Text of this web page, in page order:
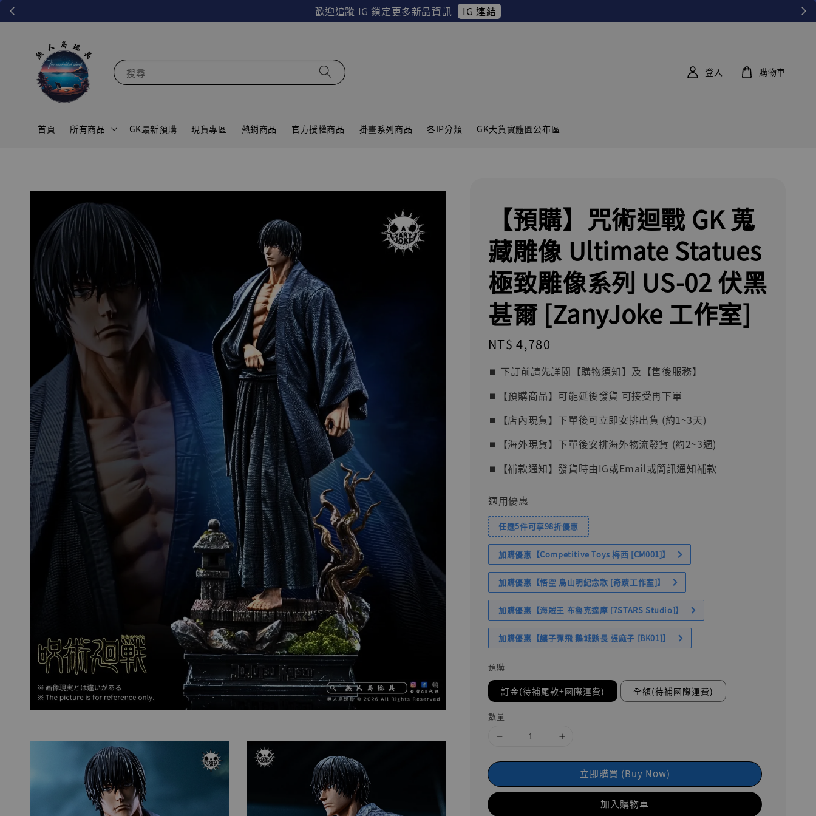
歡迎追蹤 IG 鎖定更多新品資訊 IG 連結
搜尋
首頁 所有商品 GK最新預購 現貨專區 熱銷商品 官方授權商品 掛畫系列商品 各IP分類 GK大貨實體圖公布區
登入 購物車
【預購】咒術迴戰 GK 蒐
藏雕像 Ultimate Statues
極致雕像系列 US-02 伏黑
甚爾 [ZanyJoke 工作室]
Regular
price
NT$ 4,780
⏹︎ 下訂前請先詳閱【購物須知】及【售後服務】
⏹︎【預購商品】可能延後發貨 可接受再下單
⏹︎【店內現貨】下單後可立即安排出貨 (約1~3天)
⏹︎【海外現貨】下單後安排海外物流發貨 (約2~3週)
⏹︎【補款通知】發貨時由IG或Email或簡訊通知補款
適用優惠
任選5件可享98折優惠
加購優惠【Competitive Toys 梅西 [CM001]】
加購優惠【悟空 鳥山明紀念款 [奇蹟工作室]】
加購優惠【海賊王 布魯克達摩 [7STARS Studio]】
加購優惠【讓子彈飛 鵝城縣長 張麻子 [BK01]】
預購
訂金(待補尾款+國際運費) 全額(待補國際運費)
數量
立即購買 (Buy Now)
加入購物車